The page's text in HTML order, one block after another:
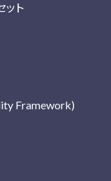
ット
Framework)